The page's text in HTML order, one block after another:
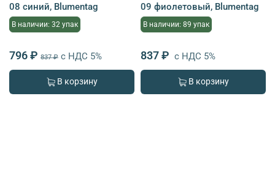
08 синий, Blumentag
В наличии: 32 упак
796 ₽ 837 ₽ с НДС 5%
В корзину
09 фиолетовый, Blumentag
В наличии: 89 упак
837 ₽ с НДС 5%
В корзину